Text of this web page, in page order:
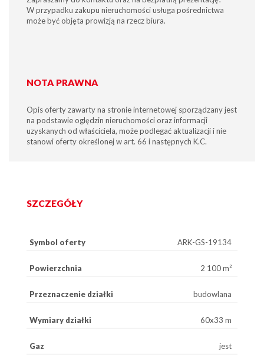
W przypadku zakupu nieruchomości usługa pośrednictwa
może być objęta prowizją na rzecz biura.
NOTA PRAWNA
Opis oferty zawarty na stronie internetowej sporządzany jest
na podstawie oględzin nieruchomości oraz informacji
uzyskanych od właściciela, może podlegać aktualizacji i nie
stanowi oferty określonej w art. 66 i następnych K.C.
SZCZEGÓŁY
Symbol oferty ARK-GS-19134
Powierzchnia 2 100 m²
Przeznaczenie działki budowlana
Wymiary działki 60x33 m
Gaz jest